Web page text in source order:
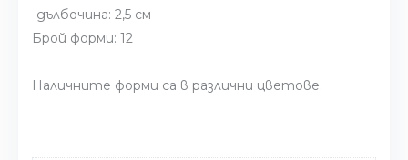
-дълбочина: 2,5 см
Брой форми: 12
Наличните форми са в различни цветове.